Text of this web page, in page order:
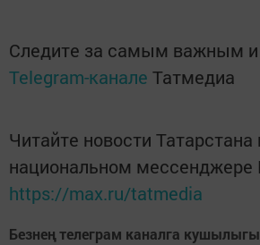
Следите за самым важным
Telegram-канале Татмедиа
Читайте новости Татарстана
национальном мессенджере
https://max.ru/tatmedia
Безнең телеграм каналга